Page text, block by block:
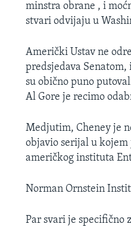
minstra obrane , i
stvari odvijaju u
Američki Ustav ne
predsjedava
su obično puno
Al Gore je recimo
Medjutim, Cheney je
objavio serijal u
američkog instituta
Norman Ornstein
Par svari je specifično